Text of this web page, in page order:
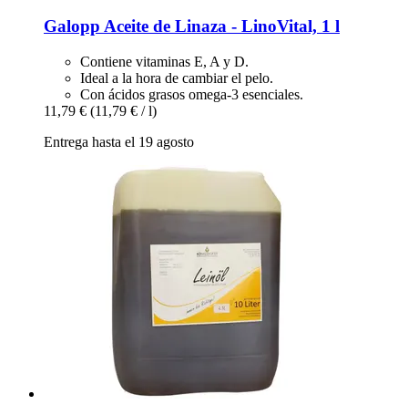
Galopp Aceite de Linaza -​ LinoVital, 1 l
Contiene vitaminas E, A y D.
Ideal a la hora de cambiar el pelo.
Con ácidos grasos omega-3 esenciales.
11,79 € (11,79 € / l)
Entrega hasta el 19 agosto